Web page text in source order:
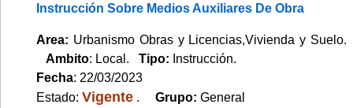
Instrucción Sobre Medios Auxiliares De Obra
Area: Urbanismo Obras y Licencias,Vivienda y Suelo.
Ambito: Local. Tipo: Instrucción.
Fecha: 22/03/2023
Estado: Vigente . Grupo: General